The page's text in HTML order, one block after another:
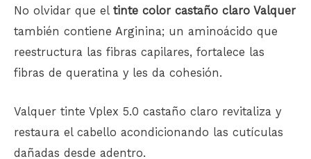
No olvidar que el tinte color castaño claro Valquer
también contiene Arginina; un aminoácido que
reestructura las fibras capilares, fortalece las
fibras de queratina y les da cohesión.
Valquer tinte Vplex 5.0 castaño claro revitaliza y
restaura el cabello acondicionando las cutículas
dañadas desde adentro.